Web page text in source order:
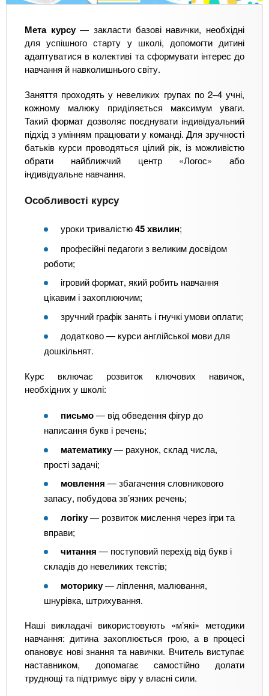
Мета курсу— закласти базові навички, необхідні
для успішного старту у школі, допомогти дитині
адаптуватися в колективі та сформувати інтерес до
навчання й навколишнього світу.
Заняття проходять у невеликих групах по 2–4 учні,
кожному малюку приділяється максимум уваги.
Такий формат дозволяє поєднувати індивідуальний
підхід з умінням працювати у команді. Для зручності
батьків курси проводяться цілий рік, із можливістю
обрати найближчий центр «Логос» або
індивідуальне навчання.
Особливості курсу
уроки тривалістю45 хвилин;
професійні педагоги з великим досвідом
роботи;
ігровий формат, який робить навчання
цікавим і захоплюючим;
зручний графік занять і гнучкі умови оплати;
додатково — курси англійської мови для
дошкільнят.
Курс включає розвиток ключових навичок,
необхідних у школі:
письмо— від обведення фігур до
написання букв і речень;
математику— рахунок, склад числа,
прості задачі;
мовлення — збагачення словникового
запасу, побудова зв’язних речень;
логіку— розвиток мислення через ігри та
вправи;
читання — поступовий перехід від букв і
складів до невеликих текстів;
моторику— ліплення, малювання,
шнурівка, штрихування.
Наші викладачі використовують «м’які» методики
навчання: дитина захоплюється грою, а в процесі
опановує нові знання та навички. Вчитель виступає
наставником, допомагає самостійно долати
труднощі та підтримує віру у власні сили.